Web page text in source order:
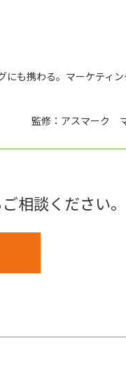
も携わる。マーケティ
監修：アスマーク
相談ください。